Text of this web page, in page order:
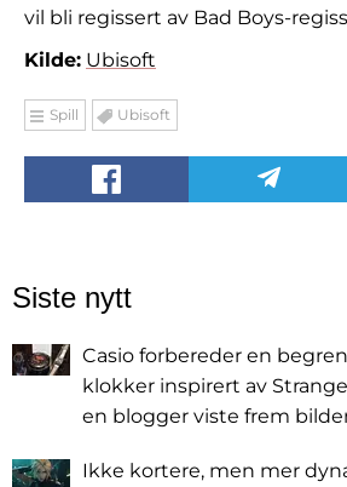
vil bli regissert av Bad Boys-
Kilde: Ubisoft
Spill Ubisoft
Siste nytt
Casio forbereder en
klokker inspirert av
en blogger viste frem
Ikke kortere, men mer